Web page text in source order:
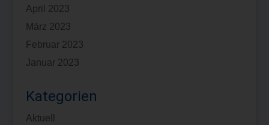
April 2023
März 2023
Februar 2023
Januar 2023
Kategorien
Aktuell